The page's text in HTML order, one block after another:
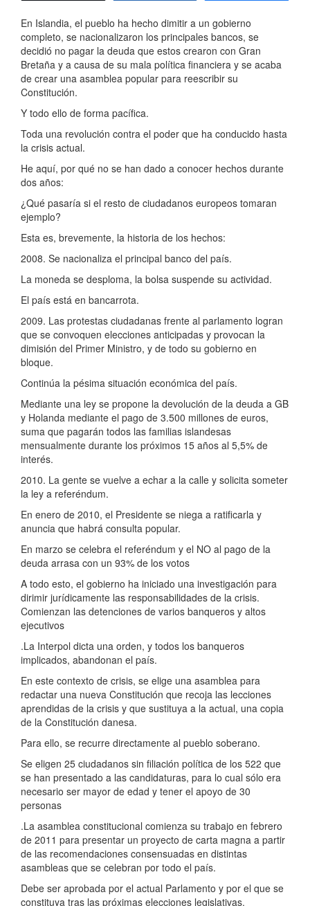
En Islandia, el pueblo ha hecho dimitir a un gobierno
completo, se nacionalizaron los principales bancos, se
decidió no pagar la deuda que estos crearon con Gran
Bretaña y a causa de su mala política financiera y se acaba
de crear una asamblea popular para reescribir su
Constitución.
Y todo ello de forma pacífica.
Toda una revolución contra el poder que ha conducido hasta
la crisis actual.
He aquí, por qué no se han dado a conocer hechos durante
dos años:
¿Qué pasaría si el resto de ciudadanos europeos tomaran
ejemplo?
Esta es, brevemente, la historia de los hechos:
2008. Se nacionaliza el principal banco del país.
La moneda se desploma, la bolsa suspende su actividad.
El país está en bancarrota.
2009. Las protestas ciudadanas frente al parlamento logran
que se convoquen elecciones anticipadas y provocan la
dimisión del Primer Ministro, y de todo su gobierno en
bloque.
Continúa la pésima situación económica del país.
Mediante una ley se propone la devolución de la deuda a GB
y Holanda mediante el pago de 3.500 millones de euros,
suma que pagarán todos las familias islandesas
mensualmente durante los próximos 15 años al 5,5% de
interés.
2010. La gente se vuelve a echar a la calle y solicita someter
la ley a referéndum.
En enero de 2010, el Presidente se niega a ratificarla y
anuncia que habrá consulta popular.
En marzo se celebra el referéndum y el NO al pago de la
deuda arrasa con un 93% de los votos
A todo esto, el gobierno ha iniciado una investigación para
dirimir jurídicamente las responsabilidades de la crisis.
Comienzan las detenciones de varios banqueros y altos
ejecutivos
.La Interpol dicta una orden, y todos los banqueros
implicados, abandonan el país.
En este contexto de crisis, se elige una asamblea para
redactar una nueva Constitución que recoja las lecciones
aprendidas de la crisis y que sustituya a la actual, una copia
de la Constitución danesa.
Para ello, se recurre directamente al pueblo soberano.
Se eligen 25 ciudadanos sin filiación política de los 522 que
se han presentado a las candidaturas, para lo cual sólo era
necesario ser mayor de edad y tener el apoyo de 30
personas
.La asamblea constitucional comienza su trabajo en febrero
de 2011 para presentar un proyecto de carta magna a partir
de las recomendaciones consensuadas en distintas
asambleas que se celebran por todo el país.
Debe ser aprobada por el actual Parlamento y por el que se
constituya tras las próximas elecciones legislativas.